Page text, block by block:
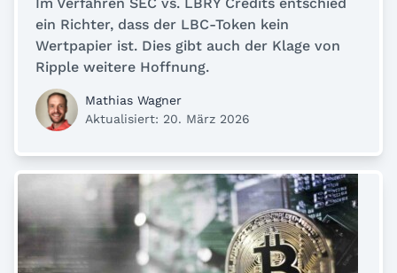
ein Richter, dass der LBC-Token kein
Wertpapier ist. Dies gibt auch der Klage von
Ripple weitere Hoffnung.
Mathias Wagner
Aktualisiert: 20. März 2026